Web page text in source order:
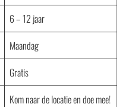
6 – 12 jaar
Maandag
Gratis
Kom naar de locatie en doe mee!